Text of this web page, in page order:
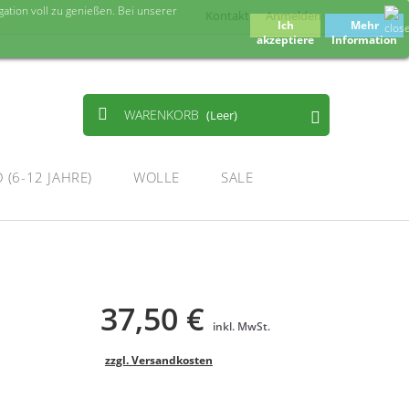
Anmelden
Kontakt
WARENKORB (Leer)
(6-12 JAHRE) WOLLE SALE
voll zu genießen. Bei unserer
Ich
akzeptiere
Mehr
Information
37,50 € inkl. MwSt.
zzgl. Versandkosten